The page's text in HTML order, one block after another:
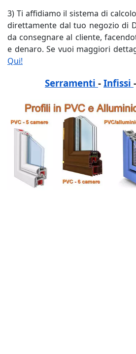
3) Ti affidiamo il sistema di
direttamente dal tuo negozio di
da consegnare al cliente,
e denaro. Se vuoi maggiori
Qui!
Serramenti - Infissi -